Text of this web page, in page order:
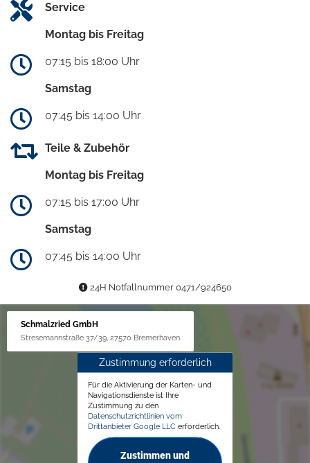
Service
Montag bis Freitag
07:15 bis 18:00 Uhr
Samstag
07:45 bis 14:00 Uhr
Teile & Zubehör
Montag bis Freitag
07:15 bis 17:00 Uhr
Samstag
07:45 bis 14:00 Uhr
24H Notfallnummer 0471/924650
Schmalzried GmbH
Stresemannstraße 37/39, 27570 Bremerhaven
Zustimmung erforderlich
Für die Aktivierung der Karten- und
Navigationsdienste ist Ihre
Zustimmung zu den
Datenschutzrichtlinien vom
Drittanbieter Google LLC erforderlich.
Zustimmen und